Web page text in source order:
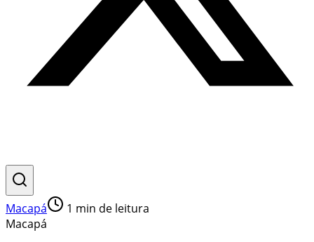
Macapá 1 min de leitura
Macapá